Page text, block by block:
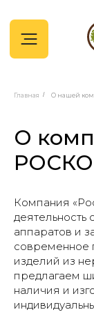
Главная / О нашей
О
Компания
деятельность
аппаратов и
современное
изделий из
предлагаем
наличия и